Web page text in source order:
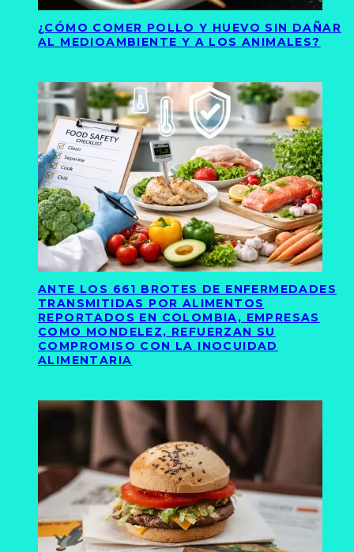
¿CÓMO COMER POLLO Y HUEVO SIN DAÑAR
AL MEDIOAMBIENTE Y A LOS ANIMALES?
ANTE LOS 661 BROTES DE ENFERMEDADES
TRANSMITIDAS POR ALIMENTOS
REPORTADOS EN COLOMBIA, EMPRESAS
COMO MONDELEZ, REFUERZAN SU
COMPROMISO CON LA INOCUIDAD
ALIMENTARIA